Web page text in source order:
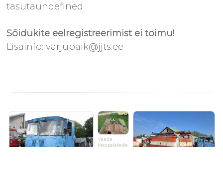
tasutaundefined
Sõidukite eelregistreerimist ei toimu!
Lisainfo: varjupaik@jjts.ee
Vaade
katuselafetile